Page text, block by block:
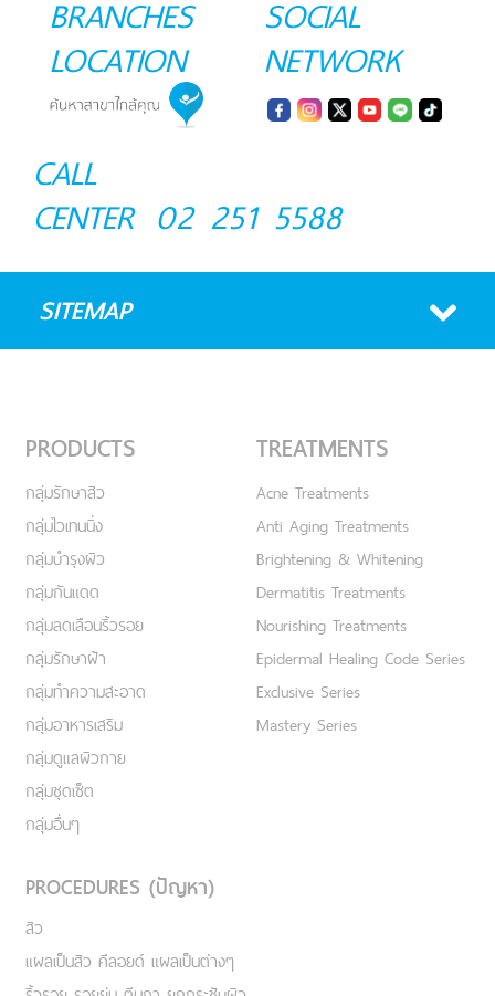
BRANCHES
LOCATION
SOCIAL
NETWORK
CALL
CENTER 02 251 5588
SITEMAP
PRODUCTS
กลุ่มรักษาสิว
กลุ่มไวเทนนิ่ง
กลุ่มบำรุงผิว
กลุ่มกันแดด
กลุ่มลดเลือนริ้วรอย
กลุ่มรักษาฝ้า
กลุ่มทำความสะอาด
กลุ่มอาหารเสริม
กลุ่มดูแลผิวกาย
กลุ่มชุดเซ็ต
กลุ่มอื่นๆ
TREATMENTS
Acne Treatments
Anti Aging Treatments
Brightening & Whitening
Dermatitis Treatments
Nourishing Treatments
Epidermal Healing Code Series
Exclusive Series
Mastery Series
PROCEDURES (ปัญหา)
สิว
แผลเป็นสิว คีลอยด์ แผลเป็นต่างๆ